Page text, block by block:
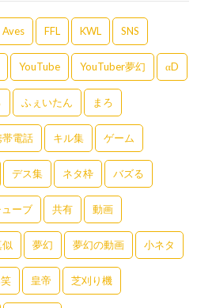
Aves FFL KWL SNS
YouTube YouTuber夢幻 αD
ふぇいたん まろ
帯電話 キル集 ゲーム
デス集 ネタ枠 バズる
ーブ 共有 動画
夢幻 夢幻の動画 小ネタ
皇帝 芝刈り機